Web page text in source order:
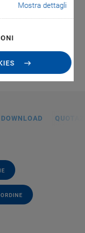
Mostra dettagli
DOWNLOAD